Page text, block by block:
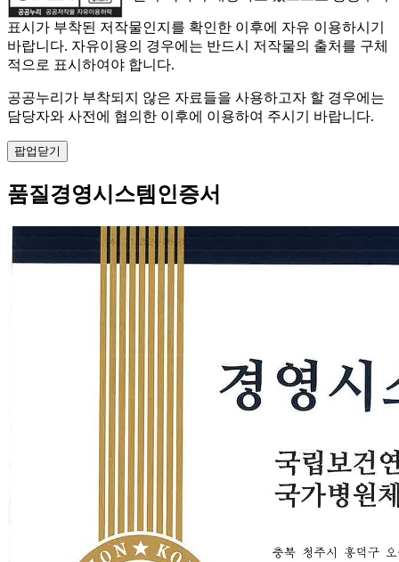
표시가 부착된 저작물인지를 확인한 이후에 자유 이용하시기
바랍니다. 자유이용의 경우에는 반드시 저작물의 출처를 구체
적으로 표시하여야 합니다.
공공누리가 부착되지 않은 자료들을 사용하고자 할 경우에는
담당자와 사전에 협의한 이후에 이용하여 주시기 바랍니다.
팝업닫기
품질경영시스템인증서